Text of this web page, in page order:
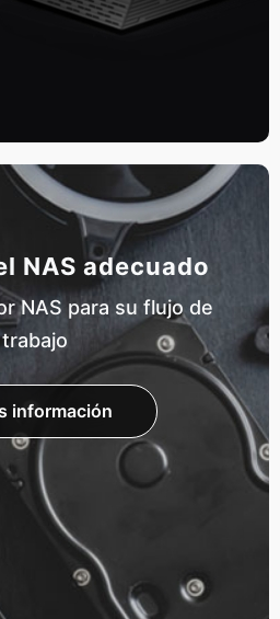
NAS adecuado
NAS para su flujo de
trabajo
información